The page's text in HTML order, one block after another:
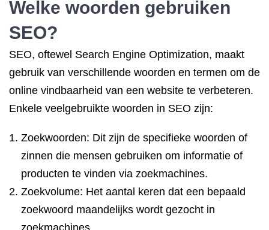
Welke woorden gebruiken
SEO?
SEO, oftewel Search Engine Optimization, maakt
gebruik van verschillende woorden en termen om de
online vindbaarheid van een website te verbeteren.
Enkele veelgebruikte woorden in SEO zijn:
Zoekwoorden: Dit zijn de specifieke woorden of
zinnen die mensen gebruiken om informatie of
producten te vinden via zoekmachines.
Zoekvolume: Het aantal keren dat een bepaald
zoekwoord maandelijks wordt gezocht in
zoekmachines.